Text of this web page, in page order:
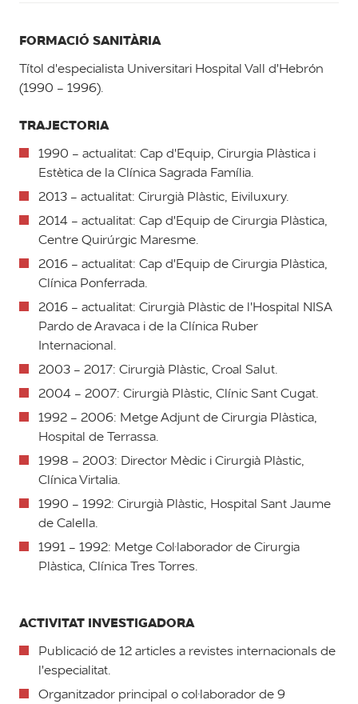
FORMACIÓ SANITÀRIA
Títol d'especialista Universitari Hospital Vall d'Hebrón
(1990 - 1996).
TRAJECTORIA
1990 - actualitat: Cap d'Equip, Cirurgia Plàstica i
Estètica de la Clínica Sagrada Família.
2013 - actualitat: Cirurgià Plàstic, Eiviluxury.
2014 - actualitat: Cap d'Equip de Cirurgia Plàstica,
Centre Quirúrgic Maresme.
2016 - actualitat: Cap d'Equip de Cirurgia Plàstica,
Clínica Ponferrada.
2016 - actualitat: Cirurgià Plàstic de l'Hospital NISA
Pardo de Aravaca i de la Clínica Ruber
Internacional.
2003 - 2017: Cirurgià Plàstic, Croal Salut.
2004 - 2007: Cirurgià Plàstic, Clínic Sant Cugat.
1992 - 2006: Metge Adjunt de Cirurgia Plàstica,
Hospital de Terrassa.
1998 - 2003: Director Mèdic i Cirurgià Plàstic,
Clínica Virtalia.
1990 - 1992: Cirurgià Plàstic, Hospital Sant Jaume
de Calella.
1991 - 1992: Metge Col·laborador de Cirurgia
Plàstica, Clínica Tres Torres.
ACTIVITAT INVESTIGADORA
Publicació de 12 articles a revistes internacionals de
l'especialitat.
Organitzador principal o col·laborador de 9